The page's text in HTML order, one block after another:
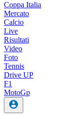
Coppa Italia
Mercato
Calcio
Live
Risultati
Video
Foto
Tennis
Drive UP
F1
MotoGp